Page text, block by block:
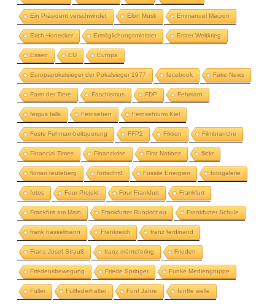
Ein Präsident verschwindet Elon Musk Emmanuel Macron
Erich Honecker Ermöglichungsminister Erster Weltkrieg
Essen EU Europa
Europapokalsieger der Pokalsieger 1977 facebook Fake News
Farm der Tiere Faschismus FDP Fehmarn
fergus falls Fernsehen Fernsehturm Kiel
Feste Fehmarnbeltquerung FFP2 Fiktion Filmbranche
Financial Times Finanzkrise First Nations flickr
florian teuteberg fortschritt Fossile Energien fotogalerie
fotos Four-Projekt Four Frankfurt Frankfurt
Frankfurt am Main Frankfurter Rundschau Frankfurter Schule
frank hasselmann Frankreich franz ferdinand
Franz Josef Strauß franz müntefering Frieden
Friedensbewegung Friede Springer Funke Mediengruppe
Füller Füllfederhalter Fünf Jahre fünfte welle